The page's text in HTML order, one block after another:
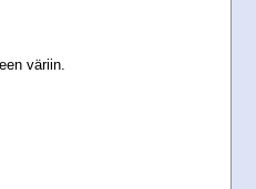
väriin.